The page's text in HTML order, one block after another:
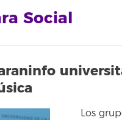
Social
Los